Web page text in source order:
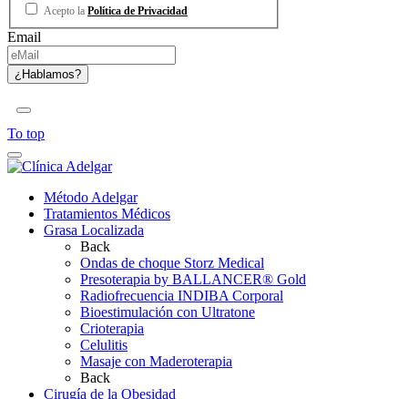
Acepto la Política de Privacidad
Email
To top
Método Adelgar
Tratamientos Médicos
Grasa Localizada
Back
Ondas de choque Storz Medical
Presoterapia by BALLANCER® Gold
Radiofrecuencia INDIBA Corporal
Bioestimulación con Ultratone
Crioterapia
Celulitis
Masaje con Maderoterapia
Back
Cirugía de la Obesidad